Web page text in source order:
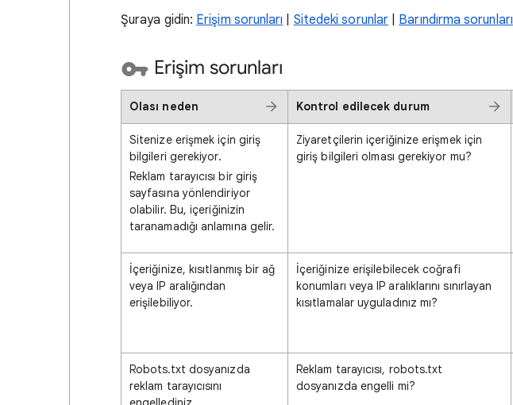
Şuraya gidin: Erişim sorunları Sitedeki sorunlar Barındırma sorunları
Erişim sorunları
Olası neden Kontrol edilecek durum
Sitenize erişmek için giriş
bilgileri gerekiyor.
Reklam tarayıcısı bir giriş
sayfasına yönlendiriyor
olabilir. Bu, içeriğinizin
taranamadığı anlamına gelir.
Ziyaretçilerin içeriğinize erişmek için
giriş bilgileri olması gerekiyor mu?
İçeriğinize, kısıtlanmış bir ağ
veya IP aralığından
erişilebiliyor.
İçeriğinize erişilebilecek coğrafi
konumları veya IP aralıklarını sınırlayan
kısıtlamalar uyguladınız mı?
Robots.txt dosyanızda
reklam tarayıcısını
Reklam tarayıcısı, robots.txt
dosyanızda engelli mi?